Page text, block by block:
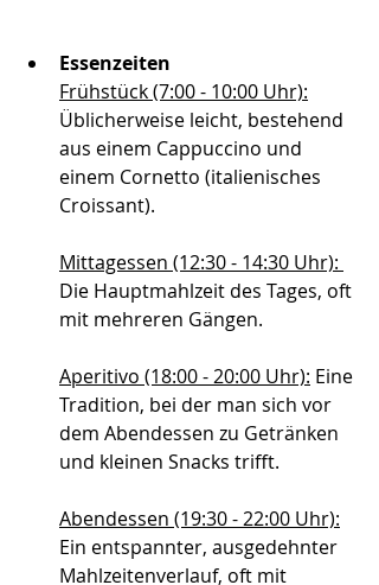
Essenzeiten
Frühstück (7:00 - 10:00 Uhr):
Üblicherweise leicht, bestehend
aus einem Cappuccino und
einem Cornetto (italienisches
Croissant).
Mittagessen (12:30 - 14:30 Uhr):
Die Hauptmahlzeit des Tages, oft
mit mehreren Gängen.
Aperitivo (18:00 - 20:00 Uhr): Eine
Tradition, bei der man sich vor
dem Abendessen zu Getränken
und kleinen Snacks trifft.
Abendessen (19:30 - 22:00 Uhr):
Ein entspannter, ausgedehnter
Mahlzeitenverlauf, oft mit